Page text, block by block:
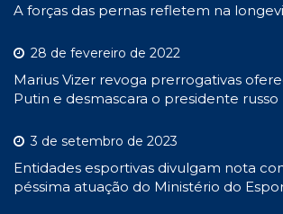
A forças das pernas refletem na
28 de fevereiro de 2022
Marius Vizer revoga prerrogativas
Putin e desmascara o presidente russo
3 de setembro de 2023
Entidades esportivas divulgam nota
péssima atuação do Ministério do